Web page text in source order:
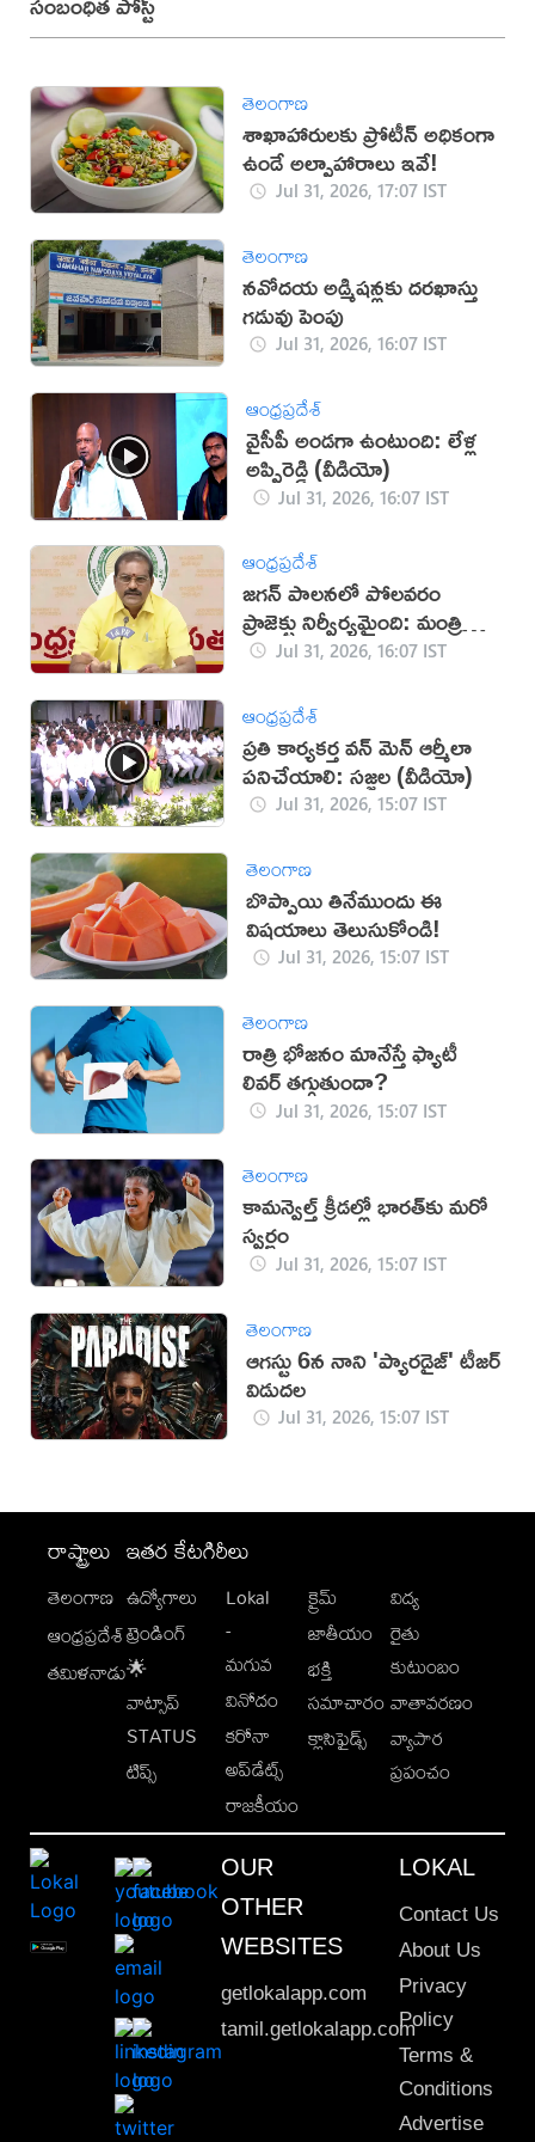
తెలంగాణ
శాఖాహారులకు ప్రోటీన్ అధికంగా
ఉండే అల్పాహారాలు ఇవే!
Jul 31, 2026, 17:07 IST
తెలంగాణ
నవోదయ అడ్మిషన్లకు దరఖాస్తు
గడువు పెంపు
Jul 31, 2026, 16:07 IST
ఆంధ్రప్రదేశ్
వైసీపీ అండగా ఉంటుంది: లేళ్ల
అప్పిరెడ్డి (వీడియో)
Jul 31, 2026, 16:07 IST
ఆంధ్రప్రదేశ్
జగన్‌ పాలనలో పోలవరం
ప్రాజెక్టు నిర్వీర్యమైంది: మంత్రి
నిమ్మలJul 31, 2026, 16:07 IST
ఆంధ్రప్రదేశ్
ప్రతి కార్యకర్త వన్ మెన్ ఆర్మీలా
పనిచేయాలి: సజ్జల (వీడియో)
Jul 31, 2026, 15:07 IST
తెలంగాణ
బొప్పాయి తినేముందు ఈ
విషయాలు తెలుసుకోండి!
Jul 31, 2026, 15:07 IST
తెలంగాణ
రాత్రి భోజనం మానేస్తే ఫ్యాటీ
లివర్ తగ్గుతుందా?
Jul 31, 2026, 15:07 IST
తెలంగాణ
కామన్వెల్త్ క్రీడల్లో భారత్‌కు మరో
స్వర్ణం
Jul 31, 2026, 15:07 IST
తెలంగాణ
ఆగస్టు 6న నాని 'ప్యారడైజ్' టీజర్
విడుదల
Jul 31, 2026, 15:07 IST
రాష్ట్రాలు
తెలంగాణ
ఆంధ్రప్రదేశ్
తమిళనాడు
ఇతర కేటగిరీలు
ఉద్యోగాలు
ట్రెండింగ్
🌟
వాట్సాప్
STATUS
టిప్స్
Lokal
-
మగువ
వినోదం
కరోనా
అప్‌డేట్స్
రాజకీయం
క్రైమ్
జాతీయం
భక్తి
సమాచారం
క్లాసిఫైడ్స్
విద్య
రైతు
కుటుంబం
వాతావరణం
వ్యాపార
ప్రపంచం
OUR
OTHER
WEBSITES
getlokalapp.com
tamil.getlokalapp.com
LOKAL
Contact Us
About Us
Privacy
Policy
Terms &
Conditions
Advertise